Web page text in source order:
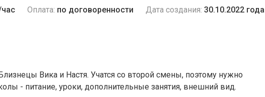
Оплата: по договоренности Дата создания: 30.10.2022 года
Вика и Настя. Учатся со второй смены, поэтому нужно
- питание, уроки, дополнительные занятия, внешний вид.